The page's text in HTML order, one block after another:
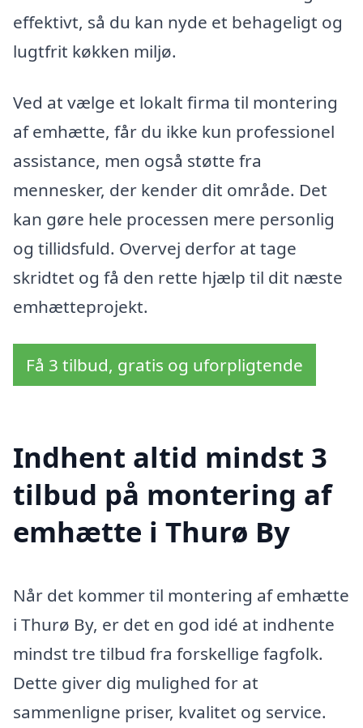
effektivt, så du kan nyde et behageligt og
lugtfrit køkken miljø.
Ved at vælge et lokalt firma til montering
af emhætte, får du ikke kun professionel
assistance, men også støtte fra
mennesker, der kender dit område. Det
kan gøre hele processen mere personlig
og tillidsfuld. Overvej derfor at tage
skridtet og få den rette hjælp til dit næste
emhætteprojekt.
Få 3 tilbud, gratis og uforpligtende
Indhent altid mindst 3
tilbud på montering af
emhætte i Thurø By
Når det kommer til montering af emhætte
i Thurø By, er det en god idé at indhente
mindst tre tilbud fra forskellige fagfolk.
Dette giver dig mulighed for at
sammenligne priser, kvalitet og service.